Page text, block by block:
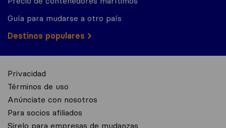
Guía para mudarse a otro país
Destinos populares
Privacidad
Términos de uso
Anúnciate con nosotros
Para socios afiliados
Sirelo para empresas de mudanzas